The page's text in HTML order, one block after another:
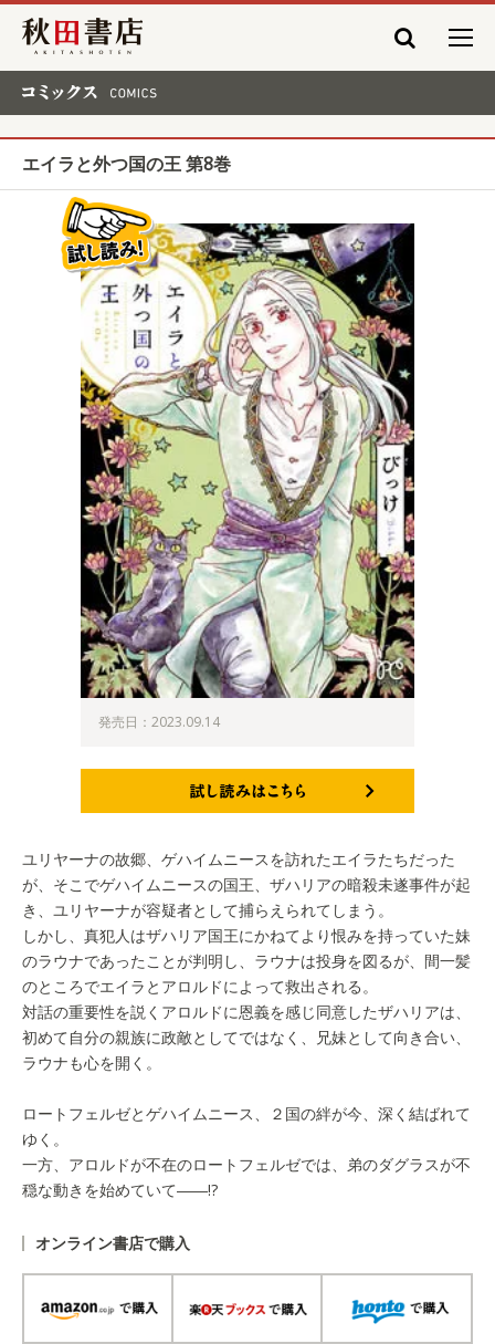
秋田書店
エイラと外つ国の王 第8巻
発売日：2023.09.14
ユリヤーナの故郷、ゲハイムニースを訪れたエイラたちだった
が、そこでゲハイムニースの国王、ザハリアの暗殺未遂事件が起
き、ユリヤーナが容疑者として捕らえられてしまう。
しかし、真犯人はザハリア国王にかねてより恨みを持っていた妹
のラウナであったことが判明し、ラウナは投身を図るが、間一髪
のところでエイラとアロルドによって救出される。
対話の重要性を説くアロルドに恩義を感じ同意したザハリアは、
初めて自分の親族に政敵としてではなく、兄妹として向き合い、
ラウナも心を開く。
ロートフェルゼとゲハイムニース、２国の絆が今、深く結ばれて
ゆく。
一方、アロルドが不在のロートフェルゼでは、弟のダグラスが不
穏な動きを始めていて――!?
オンライン書店で購入